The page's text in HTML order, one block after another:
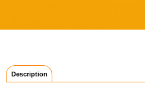
Description